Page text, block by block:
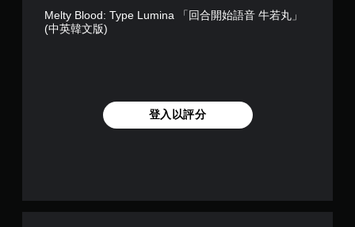
Melty Blood: Type Lumina 「回合開始語音 牛若丸」
(中英韓文版)
登入以評分